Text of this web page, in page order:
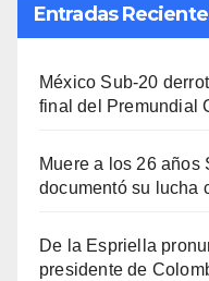
Entradas
México Sub-20
final del Premundial
Muere a los 26 años
documentó su lucha
De la Espriella
presidente de